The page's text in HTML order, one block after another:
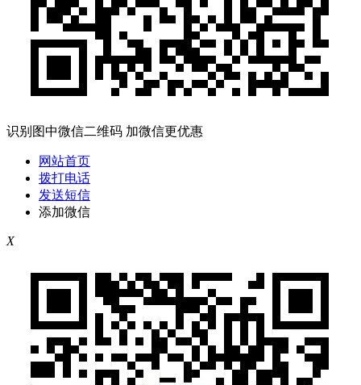
识别图中微信二维码 加微信更优惠
网站首页
拨打电话
发送短信
添加微信
X